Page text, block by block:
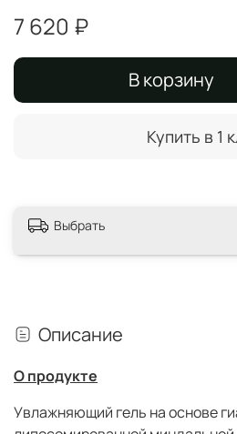
7 620 ₽
В корзину
Купить в 1
Выбрать
Описание
О продукте
Увлажняющий гель на основе